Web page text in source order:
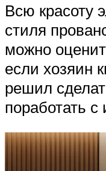
Всю красоту
стиля
можно
если хозяин
решил
поработать